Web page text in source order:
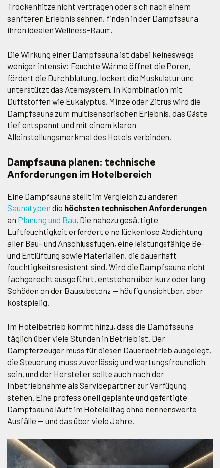
Trockenhitze nicht vertragen oder sich nach einem
sanfteren Erlebnis sehnen, finden in der Dampfsauna
ihren idealen Wellness-Raum.
Die Wirkung einer Dampfsauna ist dabei keineswegs
weniger intensiv: Feuchte Wärme öffnet die Poren,
fördert die Durchblutung, lockert die Muskulatur und
unterstützt das Atemsystem. In Kombination mit
Duftstoffen wie Eukalyptus, Minze oder Zitrus wird die
Dampfsauna zum multisensorischen Erlebnis, das Gäste
tief entspannt und mit einem klaren
Alleinstellungsmerkmal des Hotels verbinden.
Dampfsauna planen: technische
Anforderungen im Hotelbereich
Eine Dampfsauna stellt im Vergleich zu anderen
Saunatypen die höchsten technischen Anforderungen
an Planung und Bau . Die nahezu gesättigte
Luftfeuchtigkeit erfordert eine lückenlose Abdichtung
aller Bau- und Anschlussfugen, eine leistungsfähige Be-
und Entlüftung sowie Materialien, die dauerhaft
feuchtigkeitsresistent sind. Wird die Dampfsauna nicht
fachgerecht ausgeführt, entstehen über kurz oder lang
Schäden an der Bausubstanz — häufig unsichtbar, aber
kostspielig.
Im Hotelbetrieb kommt hinzu, dass die Dampfsauna
täglich über viele Stunden in Betrieb ist. Der
Dampferzeuger muss für diesen Dauerbetrieb ausgelegt,
die Steuerung muss zuverlässig und wartungsfreundlich
sein, und der Hersteller sollte auch nach der
Inbetriebnahme als Servicepartner zur Verfügung
stehen. Eine professionell geplante und gefertigte
Dampfsauna läuft im Hotelalltag ohne nennenswerte
Ausfälle — und das über viele Jahre.